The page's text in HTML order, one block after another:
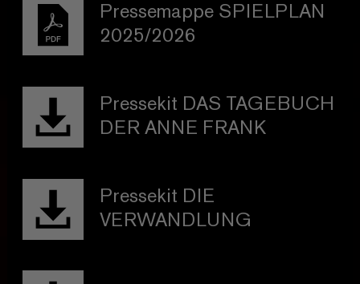
Pressemappe SPIELPLAN
2025/2026
Pressekit DAS TAGEBUCH
DER ANNE FRANK
Pressekit DIE
VERWANDLUNG